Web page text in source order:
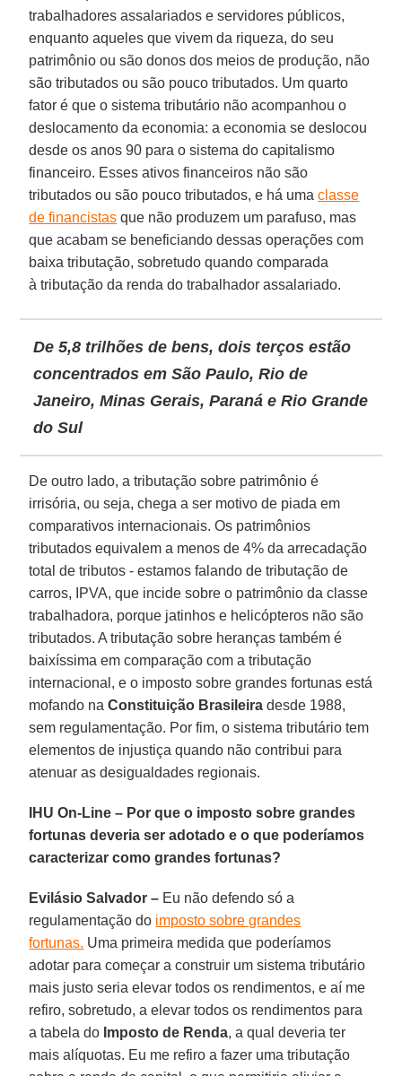
trabalhadores assalariados e servidores públicos,
enquanto aqueles que vivem da riqueza, do seu
patrimônio ou são donos dos meios de produção, não
são tributados ou são pouco tributados. Um quarto
fator é que o sistema tributário não acompanhou o
deslocamento da economia: a economia se deslocou
desde os anos 90 para o sistema do capitalismo
financeiro. Esses ativos financeiros não são
tributados ou são pouco tributados, e há umaclasse
de financistas que não produzem um parafuso, mas
que acabam se beneficiando dessas operações com
baixa tributação, sobretudo quando comparada
à tributação da renda do trabalhador assalariado.
De 5,8 trilhões de bens, dois terços estão
concentrados em São Paulo, Rio de
Janeiro, Minas Gerais, Paraná e Rio Grande
do Sul
De outro lado, a tributação sobre patrimônio é
irrisória, ou seja, chega a ser motivo de piada em
comparativos internacionais. Os patrimônios
tributados equivalem a menos de 4% da arrecadação
total de tributos - estamos falando de tributação de
carros, IPVA, que incide sobre o patrimônio da classe
trabalhadora, porque jatinhos e helicópteros não são
tributados. A tributação sobre heranças também é
baixíssima em comparação com a tributação
internacional, e o imposto sobre grandes fortunas está
mofando naConstituição Brasileira desde 1988,
sem regulamentação. Por fim, o sistema tributário tem
elementos de injustiça quando não contribui para
atenuar as desigualdades regionais.
IHU On-Line – Por que o imposto sobre grandes
fortunas deveria ser adotado e o que poderíamos
caracterizar como grandes fortunas?
Evilásio Salvador – Eu não defendo só a
regulamentação do imposto sobre grandes
fortunas. Uma primeira medida que poderíamos
adotar para começar a construir um sistema tributário
mais justo seria elevar todos os rendimentos, e aí me
refiro, sobretudo, a elevar todos os rendimentos para
a tabela do Imposto de Renda, a qual deveria ter
mais alíquotas. Eu me refiro a fazer uma tributação